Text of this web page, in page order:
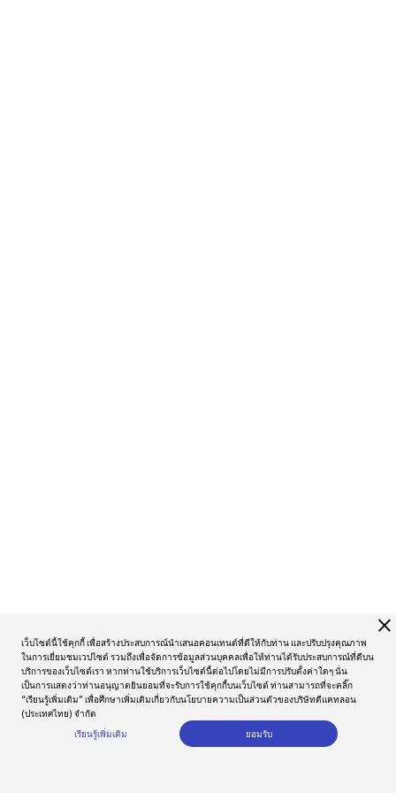
close
เว็บไซต์นี้ใช้คุกกี้ เพื่อสร้างประสบการณ์นำเสนอคอนเทนต์ที่ดีให้กับท่าน และปรับปรุงคุณภาพ
ในการเยี่ยมชมเวปไซต์ รวมถึงเพื่อจัดการข้อมูลส่วนบุคคลเพื่อให้ท่านได้รับประสบการณ์ที่ดีบน
บริการของเว็บไซต์เรา หากท่านใช้บริการเว็บไซต์นี้ต่อไปโดยไม่มีการปรับตั้งค่าใดๆ นั่น
เป็นการแสดงว่าท่านอนุญาตยินยอมที่จะรับการใช้คุกกี้บนเว็บไซต์ ท่านสามารถที่จะคลิ๊ก
“เรียนรู้เพิ่มเติม” เพื่อศึกษาเพิ่มเติมเกี่ยวกับนโยบายความเป็นส่วนตัวของบริษัทดีแคทลอน
(ประเทศไทย) จำกัด
เรียนรู้เพิ่มเติม
ยอมรับ